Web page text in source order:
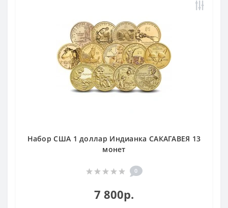
Набор США 1 доллар Индианка САКАГАВЕЯ 13
монет
0
7 800р.